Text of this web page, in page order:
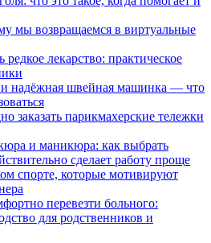
мы возвращаемся в виртуальные
редкое лекарство: практическое
и надёжная швейная машинка — что
заказать парикмахерские тележки
и маникюра: как выбрать
сделает работу проще
спорте, которые мотивируют
перевезти больного:
для родственников и